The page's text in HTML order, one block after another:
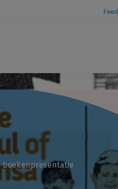
boekenpresentatie